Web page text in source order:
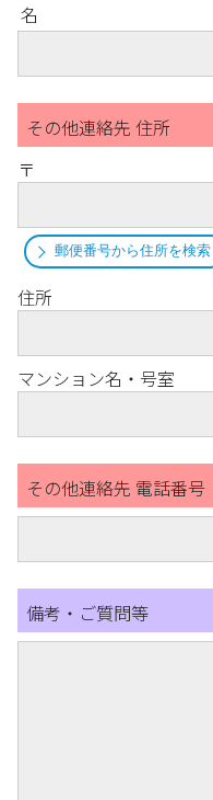
名
その他連絡先 住所
〒
郵便番号から住所を検索
住所
マンション名・号室
その他連絡先 電話番号
備考・ご質問等